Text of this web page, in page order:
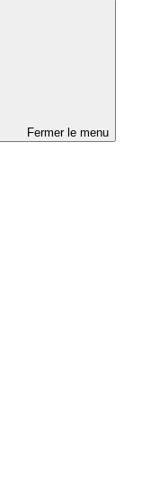
Fermer le menu